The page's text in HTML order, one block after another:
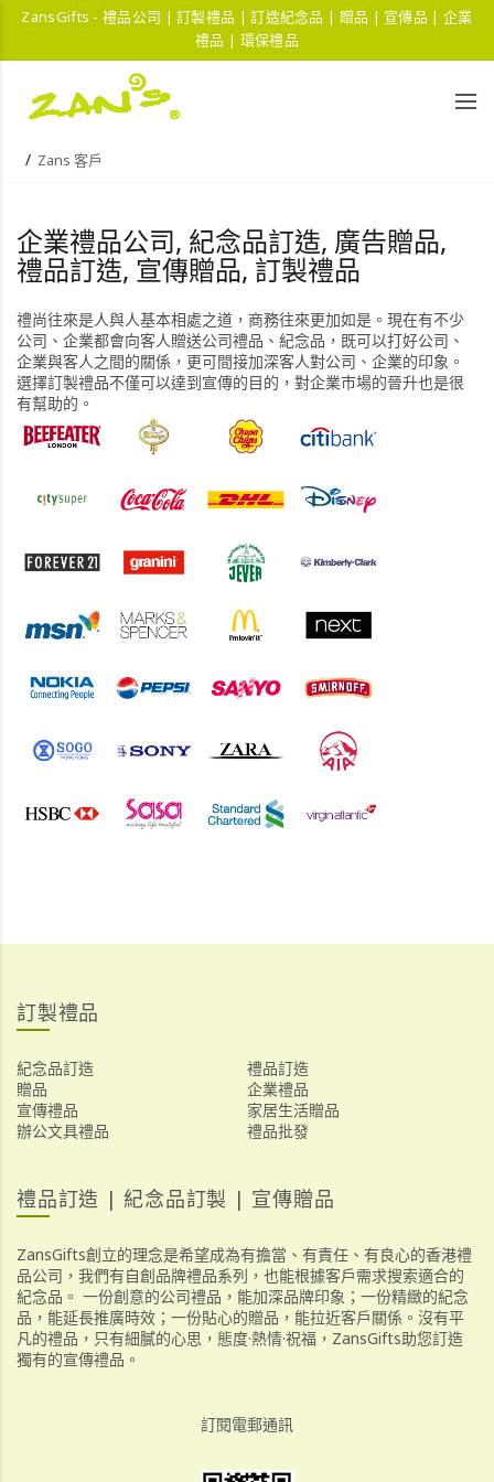
ZansGifts - 禮品公司 | 訂製禮品 | 訂造紀念品 | 贈品 | 宣傳品 | 企業
禮品 | 環保禮品
Zans 客戶
企業禮品公司, 紀念品訂造, 廣告贈品,
禮品訂造, 宣傳贈品, 訂製禮品
禮尚往來是人與人基本相處之道，商務往來更加如是。現在有不少
公司、企業都會向客人贈送公司禮品、紀念品，既可以打好公司、
企業與客人之間的關係，更可間接加深客人對公司、企業的印象。
選擇訂製禮品不僅可以達到宣傳的目的，對企業市場的晉升也是很
有幫助的。
訂製禮品
紀念品訂造
禮品訂造
贈品
企業禮品
宣傳禮品
家居生活贈品
辦公文具禮品
禮品批發
禮品訂造 | 紀念品訂製 | 宣傳贈品
ZansGifts創立的理念是希望成為有擔當、有責任、有良心的香港禮
品公司，我們有自創品牌禮品系列，也能根據客戶需求搜索適合的
紀念品。 一份創意的公司禮品，能加深品牌印象；一份精緻的紀念
品，能延長推廣時效；一份貼心的贈品，能拉近客戶關係。沒有平
凡的禮品，只有細膩的心思，態度·熱情·祝福，ZansGifts助您訂造
獨有的宣傳禮品。
訂閱電郵通訊